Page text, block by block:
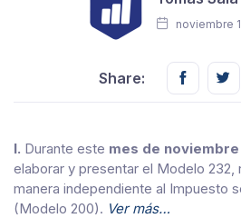
noviembre
Share: Share
I. Durante este mes de noviembre
elaborar y presentar el Modelo
manera independiente al Impuesto
(Modelo 200). Ver más…